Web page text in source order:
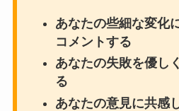
あなたの些細な変化
コメントする
あなたの失敗を優し
る
あなたの意見に共感